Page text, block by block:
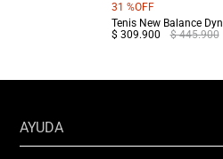
31 %OFF
$ 309.900
$ 445.900
AYUDA